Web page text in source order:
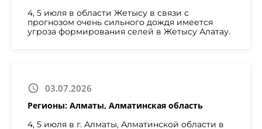
4, 5 июля в области Жетысу в связи с
прогнозом очень сильного дождя имеется
угроза формирования селей в Жетысу Алатау.
03.07.2026
Регионы: Алматы, Алматинская область
4, 5 июля в г. Алматы, Алматинской области в